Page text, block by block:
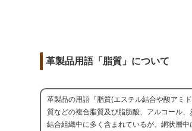
革製品用語「脂質」について
革製品の用語『脂質(エステル結合や酸アミ
質などの複合脂質及び脂肪酸、アルコール
結合組織中に多く含まれているが、網状層